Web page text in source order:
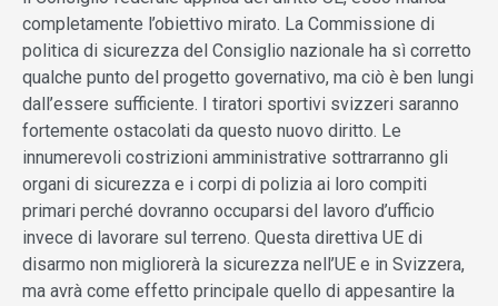
completamente l’obiettivo mirato. La Commissione di
politica di sicurezza del Consiglio nazionale ha sì corretto
qualche punto del progetto governativo, ma ciò è ben lungi
dall’essere sufficiente. I tiratori sportivi svizzeri saranno
fortemente ostacolati da questo nuovo diritto. Le
innumerevoli costrizioni amministrative sottrarranno gli
organi di sicurezza e i corpi di polizia ai loro compiti
primari perché dovranno occuparsi del lavoro d’ufficio
invece di lavorare sul terreno. Questa direttiva UE di
disarmo non migliorerà la sicurezza nell’UE e in Svizzera,
ma avrà come effetto principale quello di appesantire la